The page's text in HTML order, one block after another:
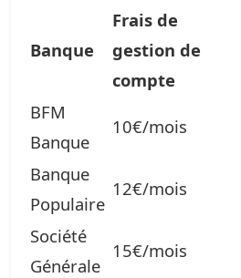
Banque
Frais de
gestion de
compte
BFM
Banque
10€/mois
Banque
Populaire
12€/mois
Société
Générale
15€/mois